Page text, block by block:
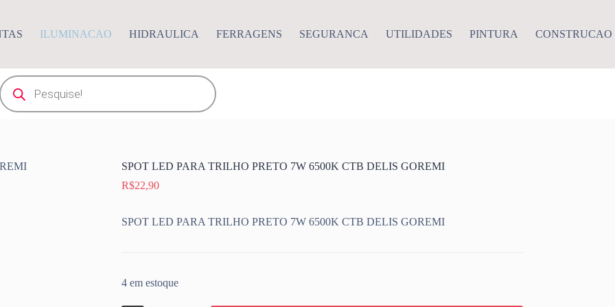
ILUMINACAO HIDRAULICA FERRAGENS SEGURANCA UTILIDADES PINTURA CONSTRUCAO
Pesquisar
produtos
SPOT LED PARA TRILHO PRETO 7W 6500K CTB DELIS GOREMI
R$22,90
SPOT LED PARA TRILHO PRETO 7W 6500K CTB DELIS GOREMI
4 em estoque